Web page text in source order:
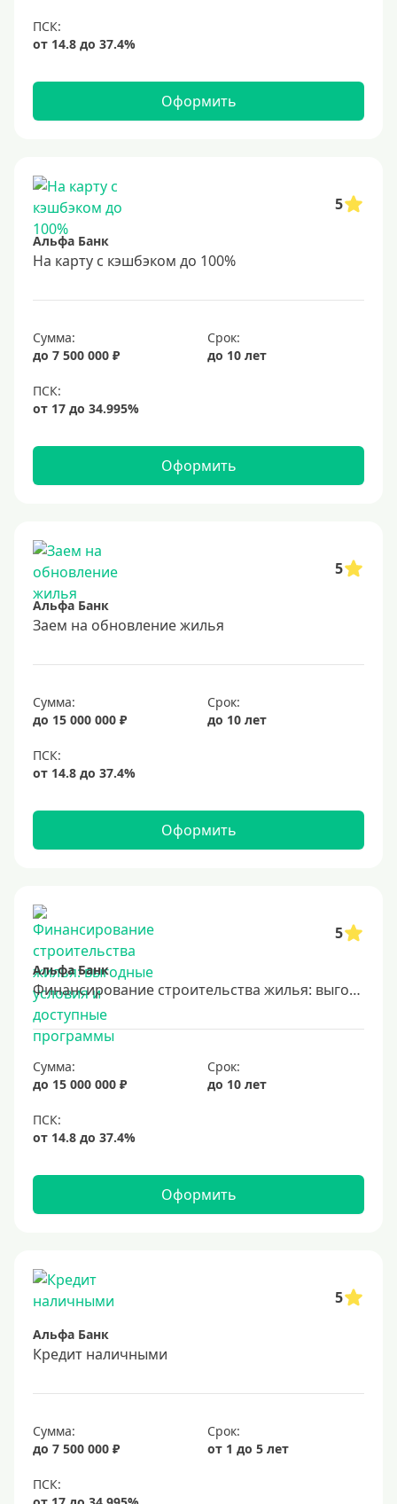
Оформить
5
Альфа Банк
На карту с кэшбэком до 100%
Сумма:
до 7 500 000 ₽
Срок:
до 10 лет
Оформить
5
Альфа Банк
Заем на обновление жилья
Сумма:
до 15 000 000 ₽
Срок:
до 10 лет
Оформить
5
Альфа Банк
Финансирование строительства жилья: выгодные условия и доступные программы
Сумма:
до 15 000 000 ₽
Срок:
до 10 лет
Оформить
5
Альфа Банк
Кредит наличными
Сумма:
до 7 500 000 ₽
Срок:
от 1 до 5 лет